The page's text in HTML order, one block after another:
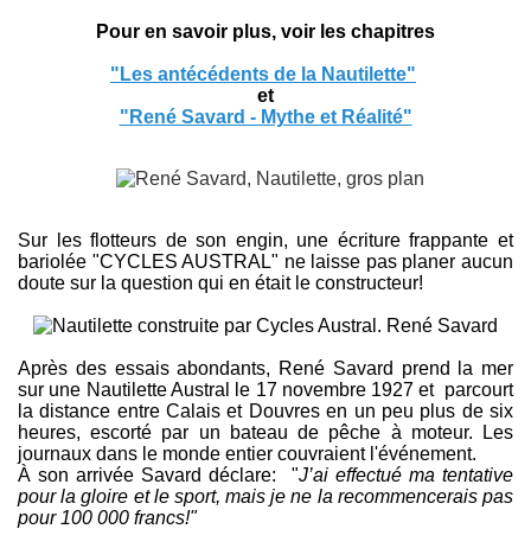
Pour en savoir plus, voir les chapitres
"Les antécédents de la Nautilette"
et
"René Savard - Mythe et Réalité"
Sur les flotteurs de son engin, une écriture frappante et
bariolée "CYCLES AUSTRAL" ne laisse pas planer aucun
doute sur la question qui en était le constructeur!
Après des essais abondants, René Savard prend la mer
sur une Nautilette Austral le 17 novembre 1927 et parcourt
la distance entre Calais et Douvres en un peu plus de six
heures, escorté par un bateau de pêche à moteur. Les
journaux dans le monde entier couvraient l'événement.
À son arrivée Savard déclare: "J’ai effectué ma tentative
pour la gloire et le sport, mais je ne la recommencerais pas
pour 100 000 francs!"